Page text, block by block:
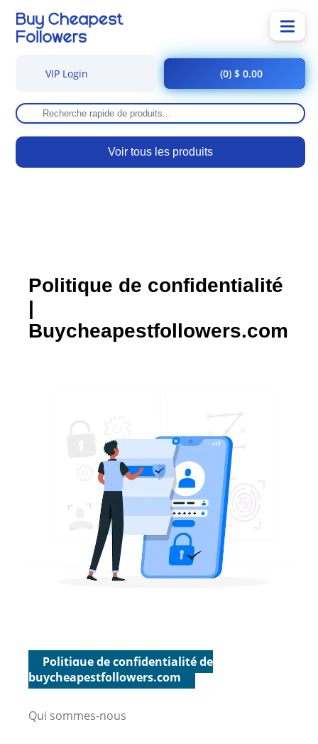
Voir tous les produits
VIP Login (0) $ 0.00
Politique de confidentialité
|
Buycheapestfollowers.com
Politique de confidentialité de
buycheapestfollowers.com
Qui sommes-nous